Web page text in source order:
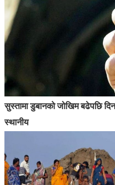
सुस्तामा डुबानको जोखिम बढेपछि
स्थानीय